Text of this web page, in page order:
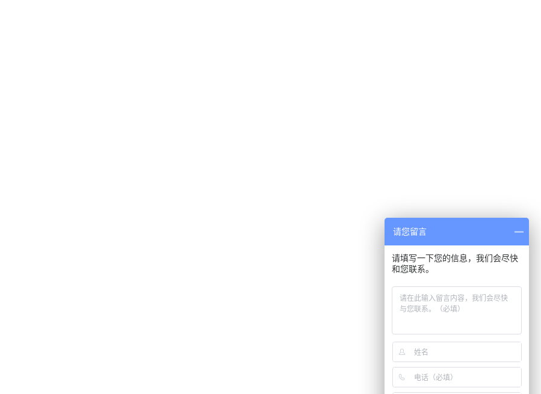
请您留言
请填写一下您的信息，我们会尽快
和您联系。